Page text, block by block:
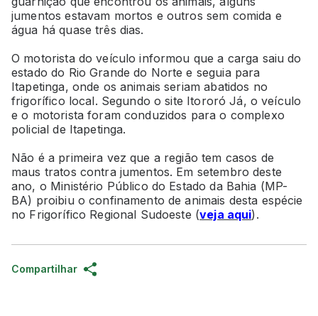
jumentos estavam mortos e outros sem comida e
água há quase três dias.
O motorista do veículo informou que a carga saiu do
estado do Rio Grande do Norte e seguia para
Itapetinga, onde os animais seriam abatidos no
frigorífico local. Segundo o site Itororó Já, o veículo
e o motorista foram conduzidos para o complexo
policial de Itapetinga.
Não é a primeira vez que a região tem casos de
maus tratos contra jumentos. Em setembro deste
ano, o Ministério Público do Estado da Bahia (MP-
BA) proibiu o confinamento de animais desta espécie
no Frigorífico Regional Sudoeste (veja aqui).
Compartilhar